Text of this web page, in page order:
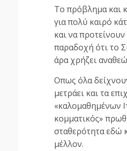
Το πρόβλημα και
για πολύ καιρό
και να
παραδοχή ότι το
άρα χρήζει
Οπως όλα
μετράει και τα
«καλομαθημένων
κομματικός»
σταθερότητα εδώ
μέλλον.